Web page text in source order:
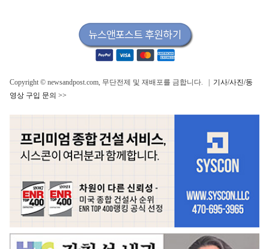
Copyright © newsandpost.com, 무단전제 및 재배포를 금합니다. | 기사/사진/동
영상 구입 문의 >>